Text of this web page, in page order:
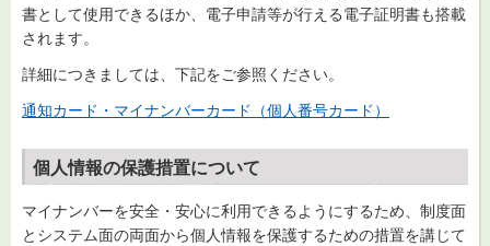
書として使用できるほか、電子申請等が行える電子証明書も搭載
されます。
詳細につきましては、下記をご参照ください。
通知カード・マイナンバーカード（個人番号カード）
個人情報の保護措置について
マイナンバーを安全・安心に利用できるようにするため、制度面
とシステム面の両面から個人情報を保護するための措置を講じて